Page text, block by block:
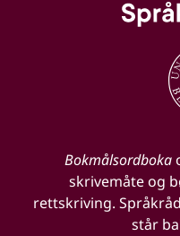
Bokmålsordboka
skrivemåte og
rettskriving.
står